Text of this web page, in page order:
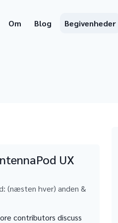
Om Blog Begivenheder
UX
(næsten hver) anden &
contributors discuss